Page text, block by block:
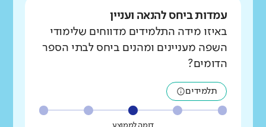
עמדות ביחס להנאה ועניין
באיזו מידה התלמידים מדווחים שלימודי
השפה מעניינים ומהנים ביחס לבתי הספר
הדומים?
תלמידים
דומה לממוצע